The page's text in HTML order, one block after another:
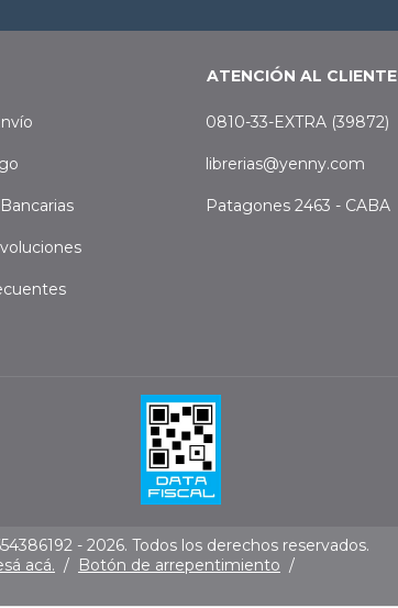
ATENCIÓN AL CLIENTE
0810-33-EXTRA (39872)
librerias@yenny.com
Patagones 2463 - CABA
- 2026. Todos los derechos reservados.
acá. / Botón de arrepentimiento /